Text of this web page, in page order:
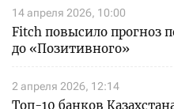
14 апреля 2026, 10:00
Fitch повысило прогноз
до «Позитивного»
2 апреля 2026, 12:14
Топ-10 банков